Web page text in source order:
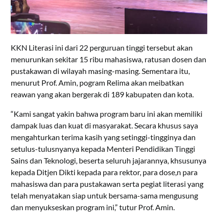
KKN Literasi ini dari 22 perguruan tinggi tersebut akan
menurunkan sekitar 15 ribu mahasiswa, ratusan dosen dan
pustakawan di wilayah masing-masing. Sementara itu,
menurut Prof. Amin, pogram Relima akan meibatkan
reawan yang akan bergerak di 189 kabupaten dan kota.
“Kami sangat yakin bahwa program baru ini akan memiliki
dampak luas dan kuat di masyarakat. Secara khusus saya
mengahturkan terima kasih yang setinggi-tingginya dan
setulus-tulusnyanya kepada Menteri Pendidikan Tinggi
Sains dan Teknologi, beserta seluruh jajarannya, khsusunya
kepada Ditjen Dikti kepada para rektor, para dose,n para
mahasiswa dan para pustakawan serta pegiat literasi yang
telah menyatakan siap untuk bersama-sama mengusung
dan menyukseskan program ini,” tutur Prof. Amin.